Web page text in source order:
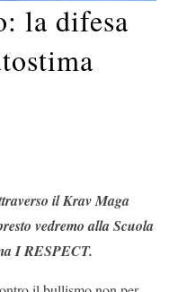
la difesa
il Krav Maga
vedremo alla Scuola
I RESPECT.